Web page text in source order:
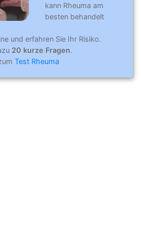
kann Rheuma am
besten behandelt
und erfahren Sie Ihr Risiko.
20 kurze Fragen.
Test Rheuma